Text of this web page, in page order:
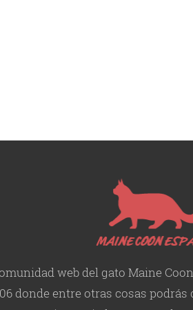
web del gato Maine
donde entre otras cosas